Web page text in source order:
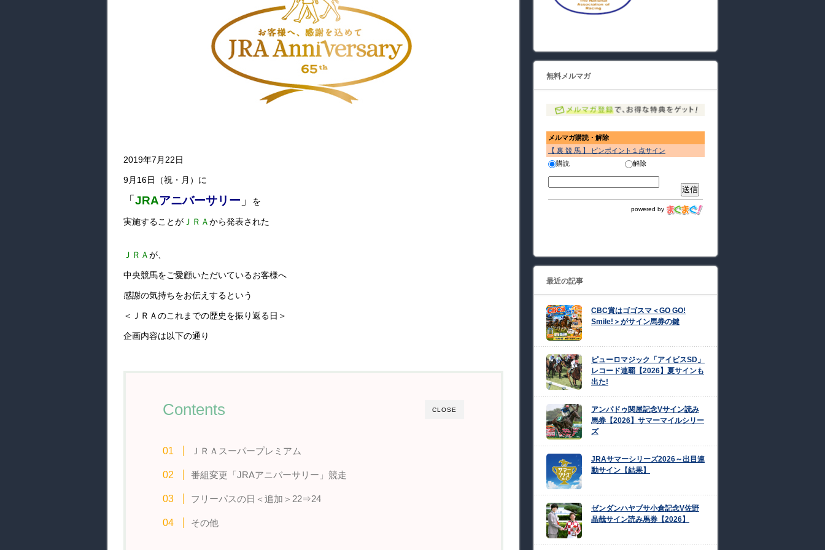
2019年7月22日
9月16日（祝・月）に
「 JRAアニバーサリー 」 を
実施することが ＪＲＡから発表された
ＪＲＡが、
中央競馬をご愛顧いただいているお客様へ
感謝の気持ちをお伝えするという
＜ＪＲＡのこれまでの歴史を振り返る日＞
企画内容は以下の通り
CLOSE
Contents
ＪＲＡスーパープレミアム
番組変更「JRAアニバーサリー」競走
フリーパスの日＜追加＞22⇒24
その他
無料メルマガ
メルマガ購読・解除
【 裏 競 馬 】 ピンポイント１点サイン
購読
解除
powered by
最近の記事
CBC賞はゴゴスマ＜GO GO!
Smile!＞がサイン馬券の鍵
ピューロマジック「アイビスSD」
レコード連覇【2026】夏サインも
出た!
アンパドゥ関屋記念Vサイン読み
馬券【2026】サマーマイルシリー
ズ
JRAサマーシリーズ2026～出目連
動サイン【結果】
ゼンダンハヤブサ小倉記念V佐野
晶哉サイン読み馬券【2026】